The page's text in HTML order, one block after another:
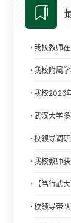
· 我校教师
· 我校附属
· 我校2026
· 武汉大学
· 校领导调
· 我校教师
· 【笃行武
· 校领导带